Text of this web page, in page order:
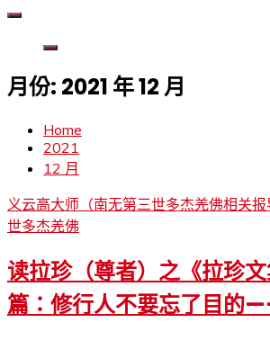
月份: 2021 年 12 月
Home
2021
12 月
义云高大师（南无第三世多杰羌佛相关报
世多杰羌佛
读拉珍（尊者）之《拉珍
篇：修行人不要忘了目的